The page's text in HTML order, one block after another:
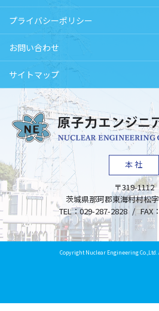
プライバシーポリシー
お問い合わせ
サイトマップ
本社
〒319-1112
茨城県那珂郡東海村村松
TEL：029-287-2828 / FAX：
Copyright Nuclear Engineering Co.,Ltd.